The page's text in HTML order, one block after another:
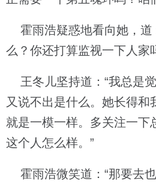
霍雨浩疑惑地看向她，道
么？你还打算监视一下人家
王冬儿坚持道：“我总是
又说不出是什么。她长得和
就是一模一样。多关注一下
这个人怎么样。”
霍雨浩微笑道：“那要去